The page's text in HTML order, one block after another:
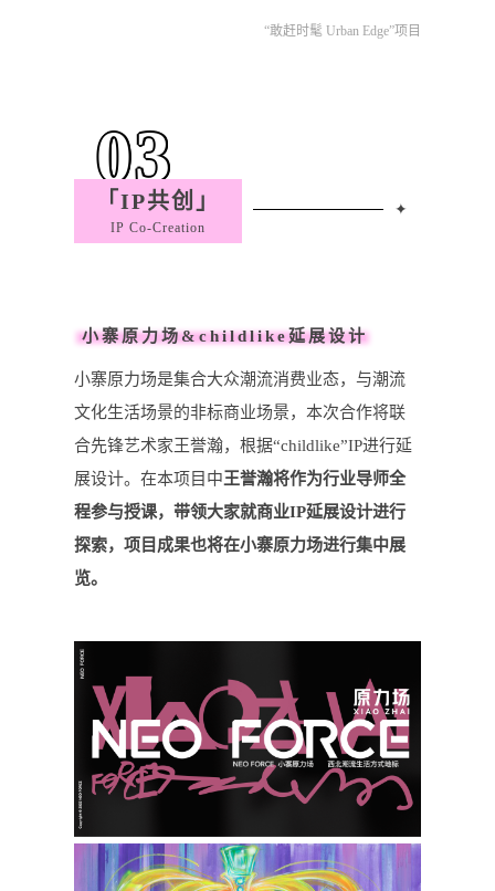
“敢赶时髦 Urban Edge”项目
03
「IP共创」
IP Co-Creation
✦
小寨原力场&childlike延展设计
小寨原力场是集合大众潮流消费业态，与潮流
文化生活场景的非标商业场景，本次合作将联
合先锋艺术家王誉瀚，根据“childlike”IP进行延
展设计。在本项目中王誉瀚将作为行业导师全
程参与授课，带领大家就商业IP延展设计进行
探索，项目成果也将在小寨原力场进行集中展
览。